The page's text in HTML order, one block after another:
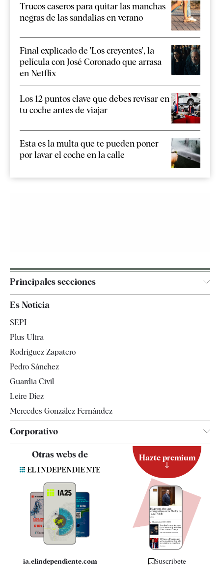
Trucos caseros para quitar las manchas
negras de las sandalias en verano
Final explicado de 'Los creyentes', la
película con José Coronado que arrasa
en Netflix
Los 12 puntos clave que debes revisar en
tu coche antes de viajar
Esta es la multa que te pueden poner
por lavar el coche en la calle
Principales secciones
España
Televisión
Es Noticia
SEPI
Plus Ultra
Rodríguez Zapatero
Pedro Sánchez
Guardia Civil
Leire Díez
Mercedes González Fernández
Corporativo
Contacto
Quiénes somos
Especificaciones
Otras webs de
ia.elindependiente.com
Hazte premium
Suscríbete